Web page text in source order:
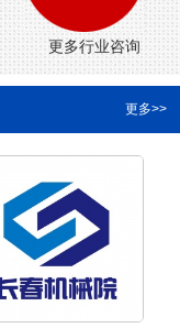
更多行业咨询
更多>>